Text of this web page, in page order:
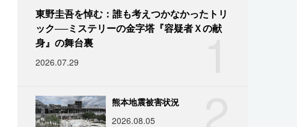
1
東野圭吾を悼む：誰も考えつかなかったトリ
ック──ミステリーの金字塔『容疑者Ｘの献
身』の舞台裏
2026.07.29
熊本地震被害状況
2026.08.05